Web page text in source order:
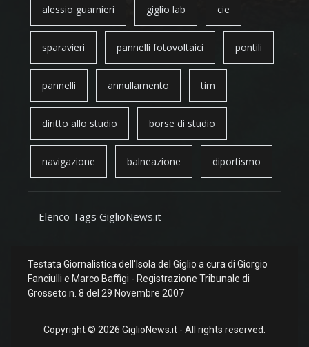
alessio guarnieri giglio lab cie
sparavieri pannelli fotovoltaici pontili
pannelli annullamento tim
diritto allo studio borse di studio
navigazione balneazione diportismo
Elenco Tags GiglioNews.it
Testata Giornalistica dell'Isola del Giglio a cura di Giorgio
Fanciulli e Marco Baffigi - Registrazione Tribunale di
Grosseto n. 8 del 29 Novembre 2007
Copyright © 2026 GiglioNews.it - All rights reserved.